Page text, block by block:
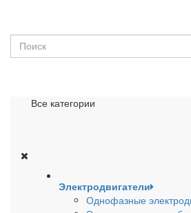
Все категории
Электродвигатели
Однофазные